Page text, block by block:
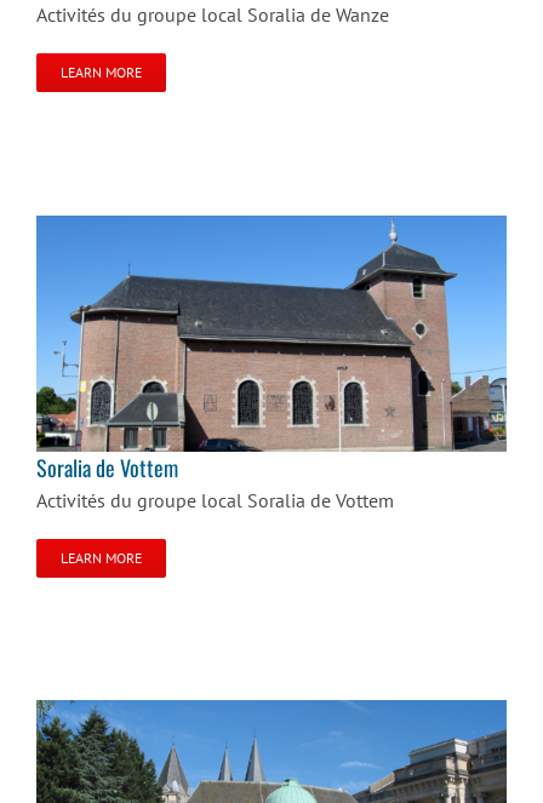
Activités du groupe local Soralia de Wanze
LEARN MORE
Soralia de Vottem
Soralia de Vottem
Activités du groupe local Soralia de Vottem
LEARN MORE